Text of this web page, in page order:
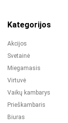
Kategorijos
Akcijos
Svetainė
Miegamasis
Virtuvė
Vaikų kambarys
Prieškambaris
Biuras